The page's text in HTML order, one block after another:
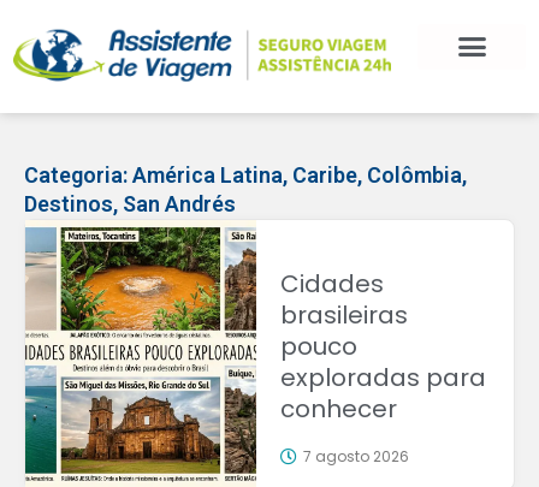
Categoria:América Latina, Caribe, Colômbia,
Destinos, San Andrés
Cidades
brasileiras
pouco
exploradas para
conhecer
7 agosto 2026